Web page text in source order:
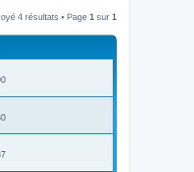
4 résultats • Page 1 sur 1